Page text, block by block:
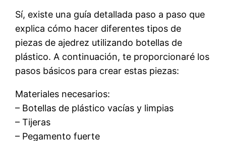
Sí, existe una guía detallada paso a paso que
explica cómo hacer diferentes tipos de
piezas de ajedrez utilizando botellas de
plástico. A continuación, te proporcionaré los
pasos básicos para crear estas piezas:
Materiales necesarios:
– Botellas de plástico vacías y limpias
– Tijeras
– Pegamento fuerte